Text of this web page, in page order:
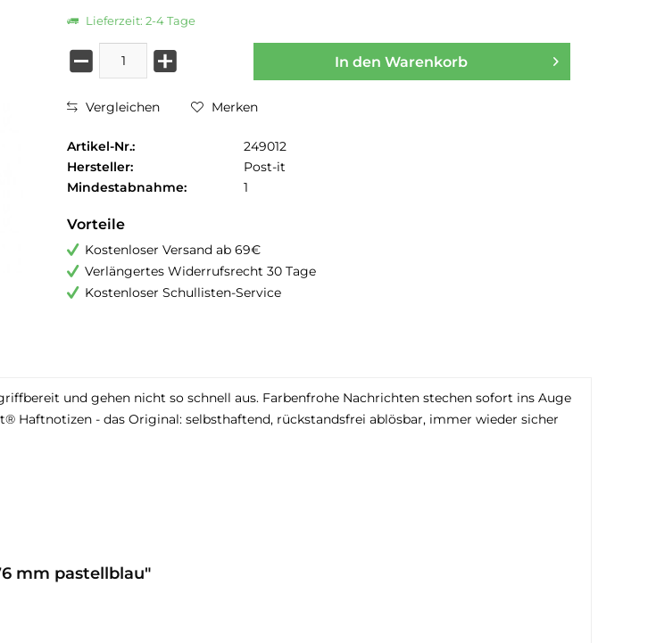
Lieferzeit: 2-4 Tage
In den Warenkorb
Vergleichen Merken
Artikel-Nr.:
249012
Hersteller:
Post-it
Mindestabnahme:
1
Vorteile
Kostenloser Versand ab 69€
Verlängertes Widerrufsrecht 30 Tage
Kostenloser Schullisten-Service
und gehen nicht so schnell aus. Farbenfrohe Nachrichten stechen sofort ins Auge
Haftnotizen - das Original: selbsthaftend, rückstandsfrei ablösbar, immer wieder sicher
mm pastellblau"